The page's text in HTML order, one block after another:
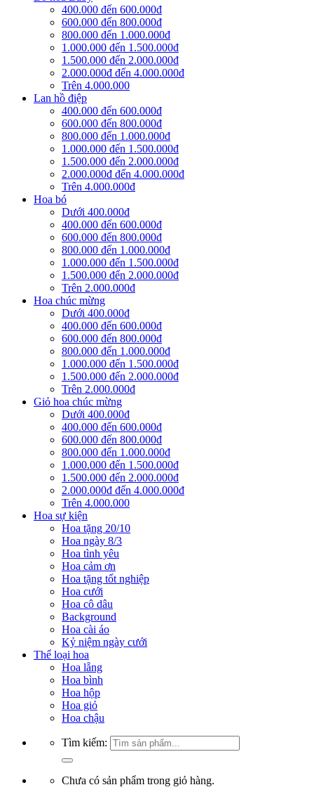
400.000 đến 600.000đ
600.000 đến 800.000đ
800.000 đến 1.000.000đ
1.000.000 đến 1.500.000đ
1.500.000 đến 2.000.000đ
2.000.000đ đến 4.000.000đ
Trên 4.000.000
Lan hồ điệp
400.000 đến 600.000đ
600.000 đến 800.000đ
800.000 đến 1.000.000đ
1.000.000 đến 1.500.000đ
1.500.000 đến 2.000.000đ
2.000.000đ đến 4.000.000đ
Trên 4.000.000đ
Hoa bó
Dưới 400.000đ
400.000 đến 600.000đ
600.000 đến 800.000đ
800.000 đến 1.000.000đ
1.000.000 đến 1.500.000đ
1.500.000 đến 2.000.000đ
Trên 2.000.000đ
Hoa chúc mừng
Dưới 400.000đ
400.000 đến 600.000đ
600.000 đến 800.000đ
800.000 đến 1.000.000đ
1.000.000 đến 1.500.000đ
1.500.000 đến 2.000.000đ
Trên 2.000.000đ
Giỏ hoa chúc mừng
Dưới 400.000đ
400.000 đến 600.000đ
600.000 đến 800.000đ
800.000 đến 1.000.000đ
1.000.000 đến 1.500.000đ
1.500.000 đến 2.000.000đ
2.000.000đ đến 4.000.000đ
Trên 4.000.000
Hoa sự kiện
Hoa tặng 20/10
Hoa ngày 8/3
Hoa tình yêu
Hoa cảm ơn
Hoa tặng tốt nghiệp
Hoa cưới
Hoa cô dâu
Background
Hoa cài áo
Kỷ niệm ngày cưới
Thể loại hoa
Hoa lẵng
Hoa bình
Hoa hộp
Hoa giỏ
Hoa chậu
Tìm kiếm:
Chưa có sản phẩm trong giỏ hàng.